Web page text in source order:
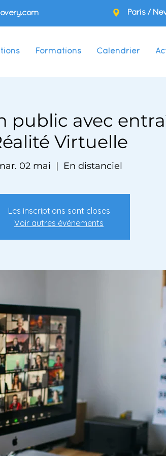
Paris /
Formations Calendrier
public avec
Virtuelle
02 mai
  |
En distanciel
Les inscriptions sont closes
Voir autres événements